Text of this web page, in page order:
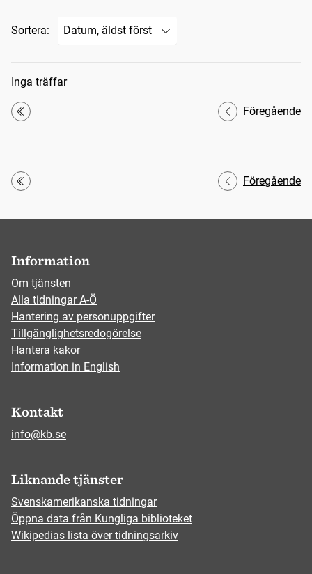
Sortera:
Sökresultat
Inga träffar
Första
Föregående
Första
Föregående
Information
Om tjänsten
Alla tidningar A-Ö
Hantering av personuppgifter
Tillgänglighetsredogörelse
Hantera kakor
Information in English
Kontakt
info@kb.se
Liknande tjänster
Svenskamerikanska tidningar
Öppna data från Kungliga biblioteket
Wikipedias lista över tidningsarkiv